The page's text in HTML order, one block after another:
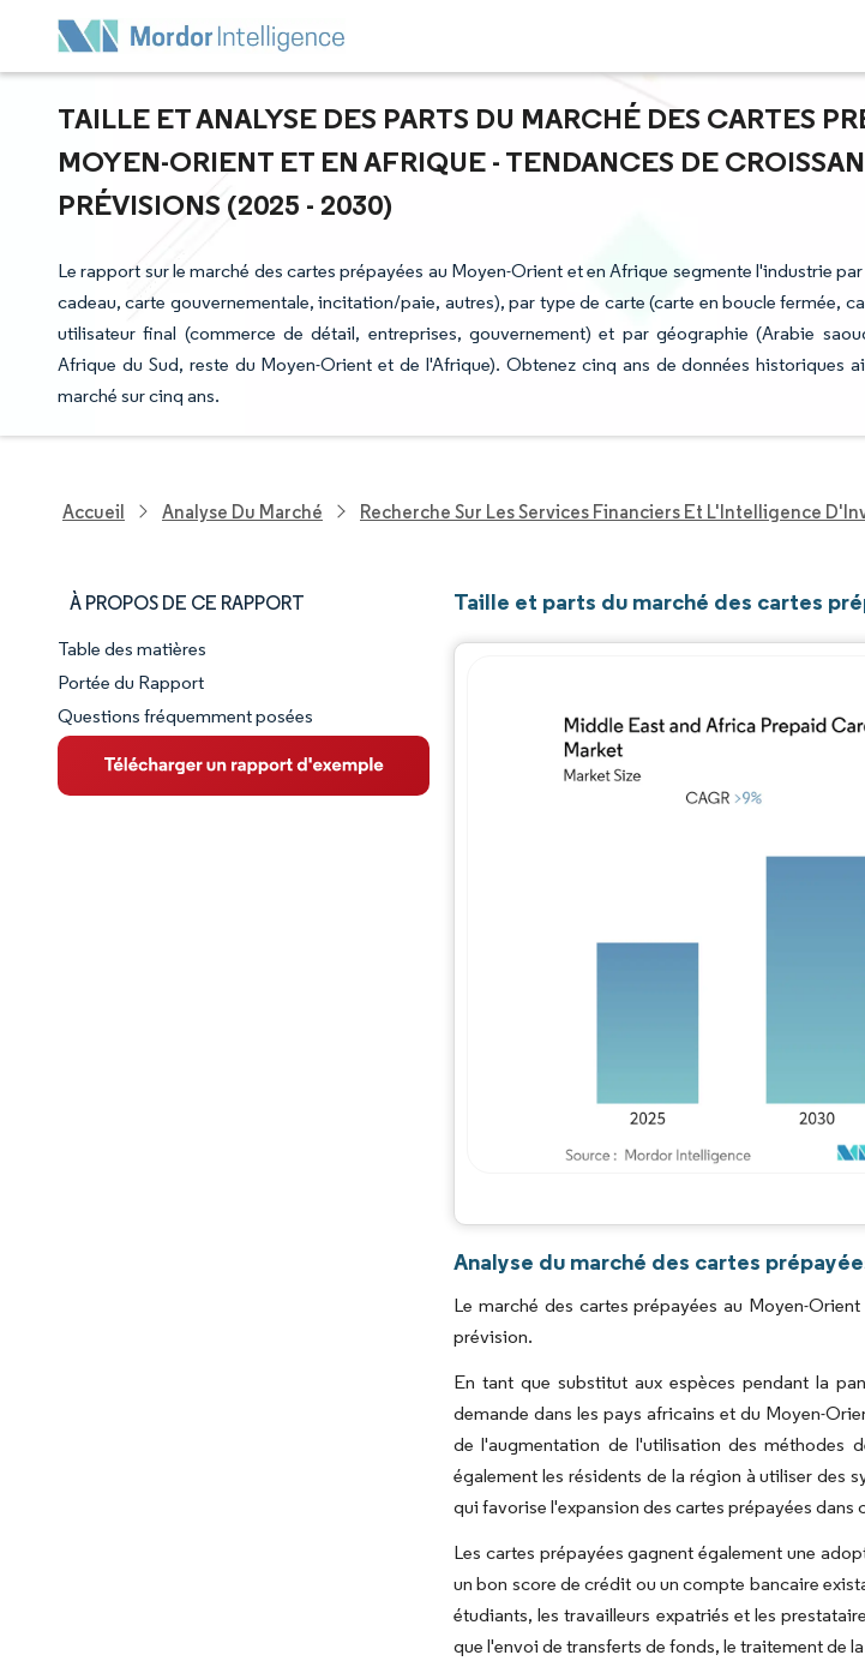
TAILLE ET ANALYSE DES PARTS DU MARCHÉ DES CARTES
MOYEN-ORIENT ET EN AFRIQUE - TENDANCES DE
PRÉVISIONS (2025 - 2030)
Le rapport sur le marché des cartes prépayées au Moyen-Orient et en Afrique segmente l'industrie
cadeau, carte gouvernementale, incitation/paie, autres), par type de carte (carte en boucle fermée,
utilisateur final (commerce de détail, entreprises, gouvernement) et par géographie (Arabie
Afrique du Sud, reste du Moyen-Orient et de l'Afrique). Obtenez cinq ans de données historiques
marché sur cinq ans.
Accueil Analyse Du Marché Recherche Sur Les Services Financiers Et L'Intelligence
À PROPOS DE CE RAPPORT
Aperçu du marché
VUE D’ENSEMBLE DU MARCHÉ
Principales tendances du marché
Table des matières
Portée du Rapport
Questions fréquemment posées
Taille et parts du marché des cartes
Analyse du marché des cartes
Le marché des cartes prépayées au Moyen-
prévision.
En tant que substitut aux espèces pendant la
demande dans les pays africains et du Moyen-
de l'augmentation de l'utilisation des méthodes
également les résidents de la région à utiliser des
qui favorise l'expansion des cartes prépayées dans
Les cartes prépayées gagnent également une
un bon score de crédit ou un compte bancaire
étudiants, les travailleurs expatriés et les
que l'envoi de transferts de fonds, le traitement de